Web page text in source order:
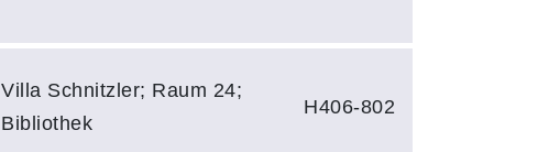
Villa Schnitzler; Raum 24;
Bibliothek
H406-802